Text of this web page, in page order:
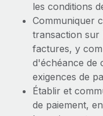
les conditions
Communiquer
transaction sur
factures, y
d'échéance de
exigences de
Établir et
de paiement,